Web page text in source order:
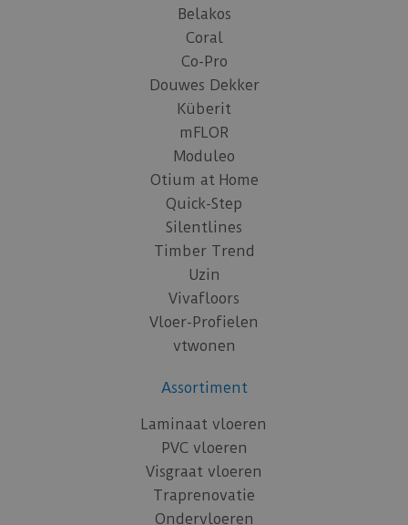
Belakos
Coral
Co-Pro
Douwes Dekker
Küberit
mFLOR
Moduleo
Otium at Home
Quick-Step
Silentlines
Timber Trend
Uzin
Vivafloors
Vloer-Profielen
vtwonen
Assortiment
Laminaat vloeren
PVC vloeren
Visgraat vloeren
Traprenovatie
Ondervloeren